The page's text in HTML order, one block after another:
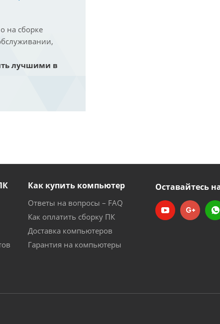
на сборке
лучшими в
Как купить компьютер
Ответы на вопросы – FAQ
Как оплатить сборку ПК
Доставка компьютеров
Гарантия на компьютеры
Оставайтесь